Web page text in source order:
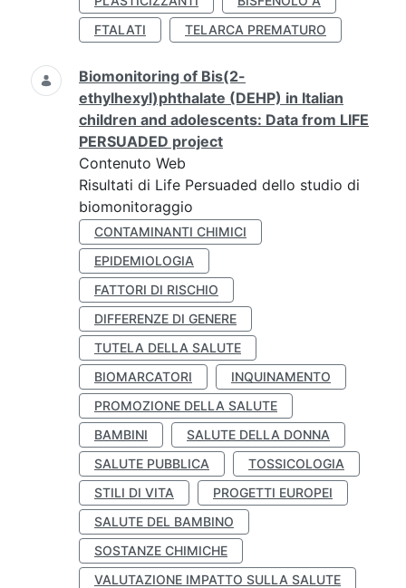
FTALATI
TELARCA PREMATURO
Biomonitoring of Bis(2-
ethylhexyl)phthalate (DEHP) in Italian
children and adolescents: Data from LIFE
PERSUADED project
Contenuto Web
Risultati di Life Persuaded dello studio di
biomonitoraggio
CONTAMINANTI CHIMICI
EPIDEMIOLOGIA
FATTORI DI RISCHIO
DIFFERENZE DI GENERE
TUTELA DELLA SALUTE
BIOMARCATORI
INQUINAMENTO
PROMOZIONE DELLA SALUTE
BAMBINI
SALUTE DELLA DONNA
SALUTE PUBBLICA
TOSSICOLOGIA
STILI DI VITA
PROGETTI EUROPEI
SALUTE DEL BAMBINO
SOSTANZE CHIMICHE
VALUTAZIONE IMPATTO SULLA SALUTE